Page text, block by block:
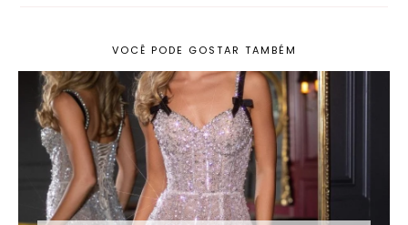
VOCÊ PODE GOSTAR TAMBÉM